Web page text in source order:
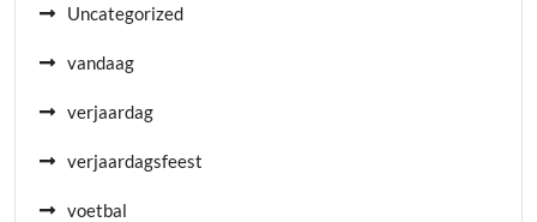
Uncategorized
vandaag
verjaardag
verjaardagsfeest
voetbal